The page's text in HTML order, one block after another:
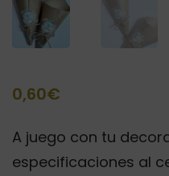
0,60€
A juego con tu
especificaciones al